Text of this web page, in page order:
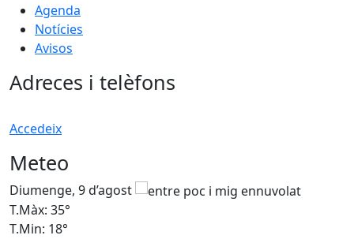
Agenda
Notícies
Avisos
Adreces i telèfons
Accedeix
Meteo
Diumenge, 9 d’agost
T.Màx: 35°
T.Min: 18°